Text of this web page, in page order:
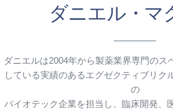
ダニエル・マ
ダニエルは2004年から製薬業界専門のス
している実績のあるエグゼクティブリク
の
バイオテック企業を担当し、臨床開発、